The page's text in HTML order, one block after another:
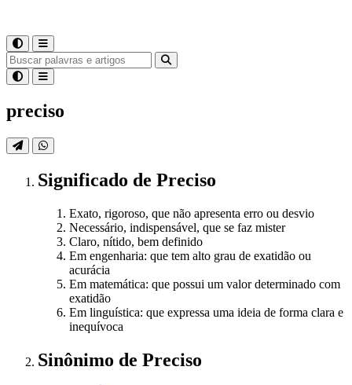
preciso
Significado de Preciso
Exato, rigoroso, que não apresenta erro ou desvio
Necessário, indispensável, que se faz mister
Claro, nítido, bem definido
Em engenharia: que tem alto grau de exatidão ou
acurácia
Em matemática: que possui um valor determinado com
exatidão
Em linguística: que expressa uma ideia de forma clara e
inequívoca
Sinônimo de Preciso